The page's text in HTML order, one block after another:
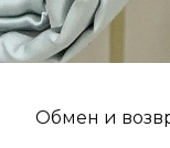
Обмен и